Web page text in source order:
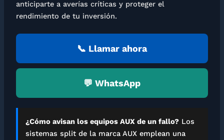
anticiparte a averías críticas y proteger el
rendimiento de tu inversión.
📞 Llamar ahora
💬 WhatsApp
¿Cómo avisan los equipos AUX de un fallo?Los
sistemas split de la marca AUX emplean una